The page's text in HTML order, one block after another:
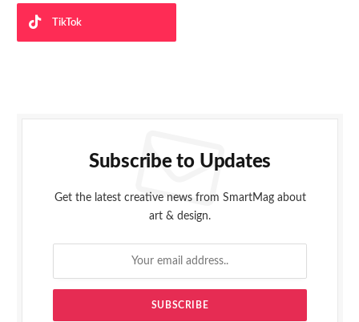
TikTok
Subscribe to Updates
Get the latest creative news from SmartMag about
art & design.